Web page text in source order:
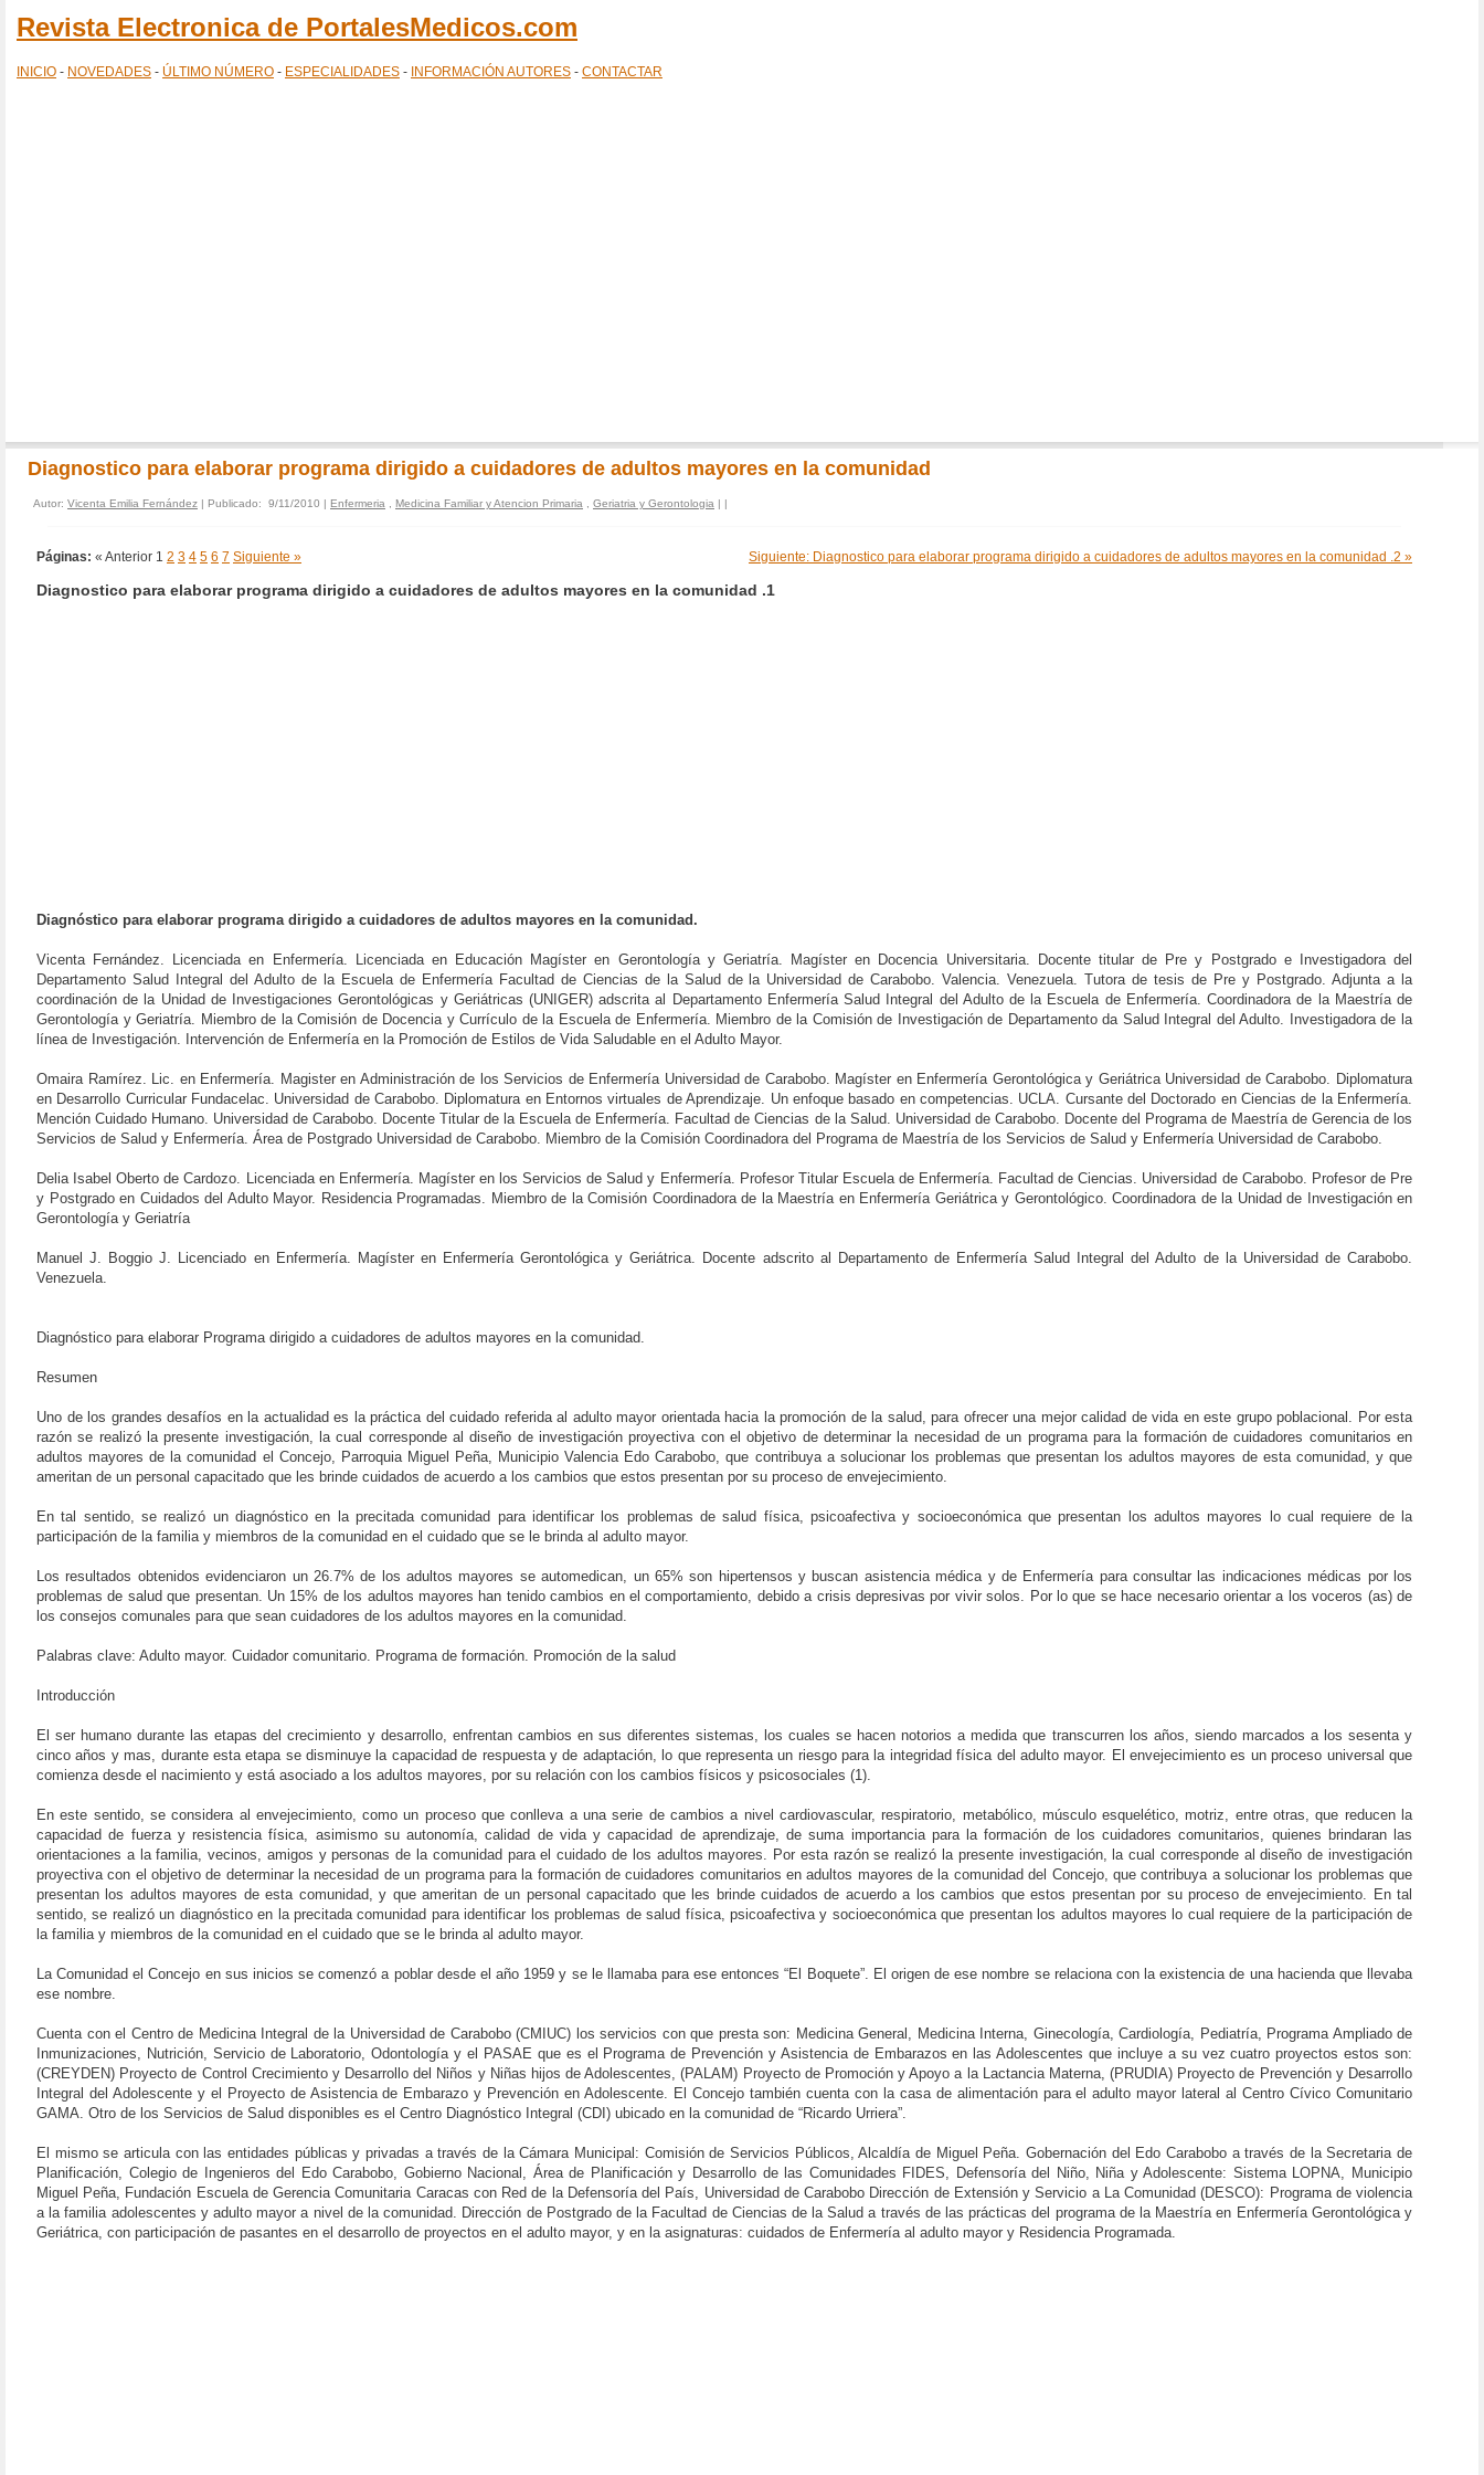
Revista Electronica de PortalesMedicos.com
INICIO - NOVEDADES - ÚLTIMO NÚMERO - ESPECIALIDADES - INFORMACIÓN AUTORES - CONTACTAR
Diagnostico para elaborar programa dirigido a cuidadores de adultos mayores en la comunidad
Autor: Vicenta Emilia Fernández | Publicado: 9/11/2010 | Enfermeria Medicina Familiar y Atencion Primaria Geriatria y Gerontologia | |
Páginas: « Anterior 1 2 3 4 5 6 7 Siguiente » Siguiente: Diagnostico para elaborar programa dirigido a cuidadores de adultos mayores en la comunidad .2 »
Diagnostico para elaborar programa dirigido a cuidadores de adultos mayores en la comunidad .1
Diagnóstico para elaborar programa dirigido a cuidadores de adultos mayores en la comunidad.
Vicenta Fernández. Licenciada en Enfermería. Licenciada en Educación Magíster en Gerontología y Geriatría. Magíster en Docencia Universitaria. Docente titular de Pre y Postgrado e Investigadora del
Departamento Salud Integral del Adulto de la Escuela de Enfermería Facultad de Ciencias de la Salud de la Universidad de Carabobo. Valencia. Venezuela. Tutora de tesis de Pre y Postgrado. Adjunta a la
coordinación de la Unidad de Investigaciones Gerontológicas y Geriátricas (UNIGER) adscrita al Departamento Enfermería Salud Integral del Adulto de la Escuela de Enfermería. Coordinadora de la Maestría de
Gerontología y Geriatría. Miembro de la Comisión de Docencia y Currículo de la Escuela de Enfermería. Miembro de la Comisión de Investigación de Departamento da Salud Integral del Adulto. Investigadora de la
línea de Investigación. Intervención de Enfermería en la Promoción de Estilos de Vida Saludable en el Adulto Mayor.
Omaira Ramírez. Lic. en Enfermería. Magister en Administración de los Servicios de Enfermería Universidad de Carabobo. Magíster en Enfermería Gerontológica y Geriátrica Universidad de Carabobo. Diplomatura
en Desarrollo Curricular Fundacelac. Universidad de Carabobo. Diplomatura en Entornos virtuales de Aprendizaje. Un enfoque basado en competencias. UCLA. Cursante del Doctorado en Ciencias de la Enfermería.
Mención Cuidado Humano. Universidad de Carabobo. Docente Titular de la Escuela de Enfermería. Facultad de Ciencias de la Salud. Universidad de Carabobo. Docente del Programa de Maestría de Gerencia de los
Servicios de Salud y Enfermería. Área de Postgrado Universidad de Carabobo. Miembro de la Comisión Coordinadora del Programa de Maestría de los Servicios de Salud y Enfermería Universidad de Carabobo.
Delia Isabel Oberto de Cardozo. Licenciada en Enfermería. Magíster en los Servicios de Salud y Enfermería. Profesor Titular Escuela de Enfermería. Facultad de Ciencias. Universidad de Carabobo. Profesor de Pre
y Postgrado en Cuidados del Adulto Mayor. Residencia Programadas. Miembro de la Comisión Coordinadora de la Maestría en Enfermería Geriátrica y Gerontológico. Coordinadora de la Unidad de Investigación en
Gerontología y Geriatría
Manuel J. Boggio J. Licenciado en Enfermería. Magíster en Enfermería Gerontológica y Geriátrica. Docente adscrito al Departamento de Enfermería Salud Integral del Adulto de la Universidad de Carabobo.
Venezuela.
Diagnóstico para elaborar Programa dirigido a cuidadores de adultos mayores en la comunidad.
Resumen
Uno de los grandes desafíos en la actualidad es la práctica del cuidado referida al adulto mayor orientada hacia la promoción de la salud, para ofrecer una mejor calidad de vida en este grupo poblacional. Por esta
razón se realizó la presente investigación, la cual corresponde al diseño de investigación proyectiva con el objetivo de determinar la necesidad de un programa para la formación de cuidadores comunitarios en
adultos mayores de la comunidad el Concejo, Parroquia Miguel Peña, Municipio Valencia Edo Carabobo, que contribuya a solucionar los problemas que presentan los adultos mayores de esta comunidad, y que
ameritan de un personal capacitado que les brinde cuidados de acuerdo a los cambios que estos presentan por su proceso de envejecimiento.
En tal sentido, se realizó un diagnóstico en la precitada comunidad para identificar los problemas de salud física, psicoafectiva y socioeconómica que presentan los adultos mayores lo cual requiere de la
participación de la familia y miembros de la comunidad en el cuidado que se le brinda al adulto mayor.
Los resultados obtenidos evidenciaron un 26.7% de los adultos mayores se automedican, un 65% son hipertensos y buscan asistencia médica y de Enfermería para consultar las indicaciones médicas por los
problemas de salud que presentan. Un 15% de los adultos mayores han tenido cambios en el comportamiento, debido a crisis depresivas por vivir solos. Por lo que se hace necesario orientar a los voceros (as) de
los consejos comunales para que sean cuidadores de los adultos mayores en la comunidad.
Palabras clave: Adulto mayor. Cuidador comunitario. Programa de formación. Promoción de la salud
Introducción
El ser humano durante las etapas del crecimiento y desarrollo, enfrentan cambios en sus diferentes sistemas, los cuales se hacen notorios a medida que transcurren los años, siendo marcados a los sesenta y
cinco años y mas, durante esta etapa se disminuye la capacidad de respuesta y de adaptación, lo que representa un riesgo para la integridad física del adulto mayor. El envejecimiento es un proceso universal que
comienza desde el nacimiento y está asociado a los adultos mayores, por su relación con los cambios físicos y psicosociales (1).
En este sentido, se considera al envejecimiento, como un proceso que conlleva a una serie de cambios a nivel cardiovascular, respiratorio, metabólico, músculo esquelético, motriz, entre otras, que reducen la
capacidad de fuerza y resistencia física, asimismo su autonomía, calidad de vida y capacidad de aprendizaje, de suma importancia para la formación de los cuidadores comunitarios, quienes brindaran las
orientaciones a la familia, vecinos, amigos y personas de la comunidad para el cuidado de los adultos mayores. Por esta razón se realizó la presente investigación, la cual corresponde al diseño de investigación
proyectiva con el objetivo de determinar la necesidad de un programa para la formación de cuidadores comunitarios en adultos mayores de la comunidad del Concejo, que contribuya a solucionar los problemas que
presentan los adultos mayores de esta comunidad, y que ameritan de un personal capacitado que les brinde cuidados de acuerdo a los cambios que estos presentan por su proceso de envejecimiento. En tal
sentido, se realizó un diagnóstico en la precitada comunidad para identificar los problemas de salud física, psicoafectiva y socioeconómica que presentan los adultos mayores lo cual requiere de la participación de
la familia y miembros de la comunidad en el cuidado que se le brinda al adulto mayor.
La Comunidad el Concejo en sus inicios se comenzó a poblar desde el año 1959 y se le llamaba para ese entonces “El Boquete”. El origen de ese nombre se relaciona con la existencia de una hacienda que llevaba
ese nombre.
Cuenta con el Centro de Medicina Integral de la Universidad de Carabobo (CMIUC) los servicios con que presta son: Medicina General, Medicina Interna, Ginecología, Cardiología, Pediatría, Programa Ampliado de
Inmunizaciones, Nutrición, Servicio de Laboratorio, Odontología y el PASAE que es el Programa de Prevención y Asistencia de Embarazos en las Adolescentes que incluye a su vez cuatro proyectos estos son:
(CREYDEN) Proyecto de Control Crecimiento y Desarrollo del Niños y Niñas hijos de Adolescentes, (PALAM) Proyecto de Promoción y Apoyo a la Lactancia Materna, (PRUDIA) Proyecto de Prevención y Desarrollo
Integral del Adolescente y el Proyecto de Asistencia de Embarazo y Prevención en Adolescente. El Concejo también cuenta con la casa de alimentación para el adulto mayor lateral al Centro Cívico Comunitario
GAMA. Otro de los Servicios de Salud disponibles es el Centro Diagnóstico Integral (CDI) ubicado en la comunidad de “Ricardo Urriera”.
El mismo se articula con las entidades públicas y privadas a través de la Cámara Municipal: Comisión de Servicios Públicos, Alcaldía de Miguel Peña. Gobernación del Edo Carabobo a través de la Secretaria de
Planificación, Colegio de Ingenieros del Edo Carabobo, Gobierno Nacional, Área de Planificación y Desarrollo de las Comunidades FIDES, Defensoría del Niño, Niña y Adolescente: Sistema LOPNA, Municipio
Miguel Peña, Fundación Escuela de Gerencia Comunitaria Caracas con Red de la Defensoría del País, Universidad de Carabobo Dirección de Extensión y Servicio a La Comunidad (DESCO): Programa de violencia
a la familia adolescentes y adulto mayor a nivel de la comunidad. Dirección de Postgrado de la Facultad de Ciencias de la Salud a través de las prácticas del programa de la Maestría en Enfermería Gerontológica y
Geriátrica, con participación de pasantes en el desarrollo de proyectos en el adulto mayor, y en la asignaturas: cuidados de Enfermería al adulto mayor y Residencia Programada.